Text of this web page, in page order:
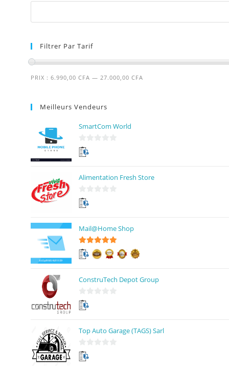
Filtrer Par Tarif
PRIX : 6.990,00 CFA — 27.000,00 CFA
Meilleurs Vendeurs
SmartCom World
0
s
r
Alimentation Fresh Store
0
s
r
5
Mail@Home Shop
5sur 5
ConstruTech Depot Group
0
s
r
Top Auto Garage (TAGS) Sarl
0
s